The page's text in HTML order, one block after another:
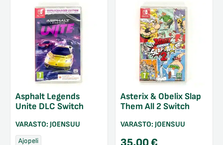
Asphalt Legends
Unite DLC Switch
VARASTO: JOENSUU
Ajopeli
Asterix & Obelix Slap
Them All 2 Switch
VARASTO: JOENSUU